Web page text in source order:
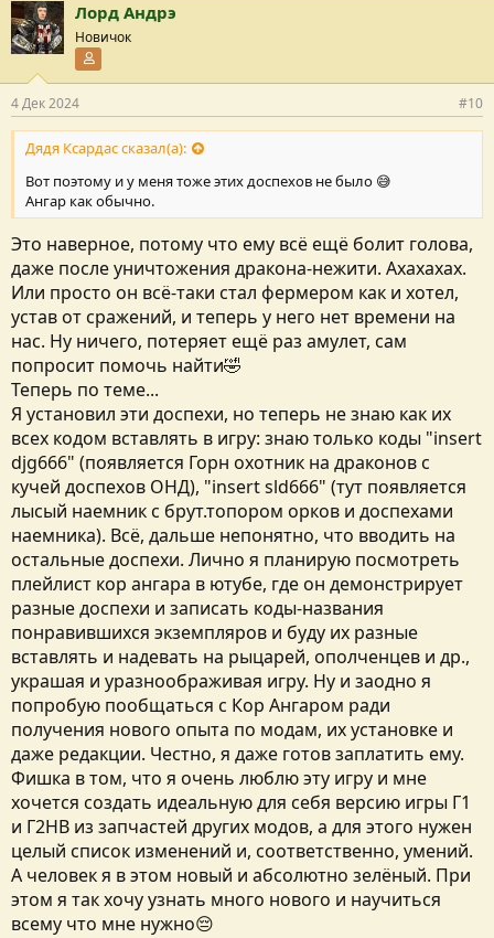
Лорд Андрэ
Новичок
4 Дек 2024 #10
Дядя Ксардас сказал(а):
Вот поэтому и у меня тоже этих доспехов не было 😅
Ангар как обычно.
Это наверное, потому что ему всё ещё болит голова,
даже после уничтожения дракона-нежити. Ахахахах.
Или просто он всё-таки стал фермером как и хотел,
устав от сражений, и теперь у него нет времени на
нас. Ну ничего, потеряет ещё раз амулет, сам
попросит помочь найти🤣
Теперь по теме...
Я установил эти доспехи, но теперь не знаю как их
всех кодом вставлять в игру: знаю только коды "insert
djg666" (появляется Горн охотник на драконов с
кучей доспехов ОНД), "insert sld666" (тут появляется
лысый наемник с брут.топором орков и доспехами
наемника). Всё, дальше непонятно, что вводить на
остальные доспехи. Лично я планирую посмотреть
плейлист кор ангара в ютубе, где он демонстрирует
разные доспехи и записать коды-названия
понравившихся экземпляров и буду их разные
вставлять и надевать на рыцарей, ополченцев и др.,
украшая и уразноображивая игру. Ну и заодно я
попробую пообщаться с Кор Ангаром ради
получения нового опыта по модам, их установке и
даже редакции. Честно, я даже готов заплатить ему.
Фишка в том, что я очень люблю эту игру и мне
хочется создать идеальную для себя версию игры Г1
и Г2НВ из запчастей других модов, а для этого нужен
целый список изменений и, соответственно, умений.
А человек я в этом новый и абсолютно зелёный. При
этом я так хочу узнать много нового и научиться
всему что мне нужно😔